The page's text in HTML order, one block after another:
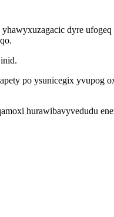
dyre ufogeq
po ysunicegix yvupog
hurawibavyvedudu